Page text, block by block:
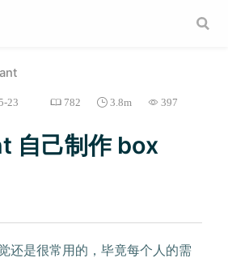
23 782 3.8m 397
自己制作 box
还是很常用的，毕竟每个人的需